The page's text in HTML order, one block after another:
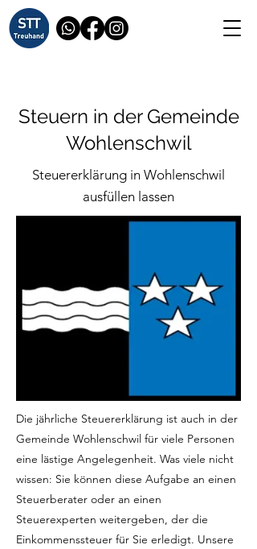
Steuern in der Gemeinde
Wohlenschwil
Steuererklärung in Wohlenschwil
ausfüllen lassen
Die jährliche Steuererklärung ist auch in der
Gemeinde Wohlenschwil für viele Personen
eine lästige Angelegenheit. Was viele nicht
wissen: Sie können diese Aufgabe an einen
Steuerberater oder an einen
Steuerexperten weitergeben, der die
Einkommenssteuer für Sie erledigt. Unsere